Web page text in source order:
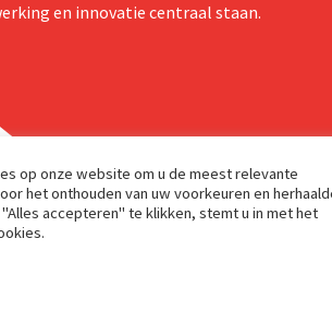
en innovatie centraal staan.
op onze website om u de meest relevante
het onthouden van uw voorkeuren en
accepteren" te klikken, stemt u in met het